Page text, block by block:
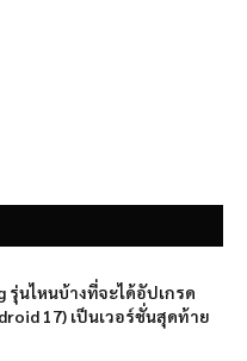
รุ่นไหนบ้างที่จะได้อัปเกรด
17) เป็นเวอร์ชั่นสุดท้าย